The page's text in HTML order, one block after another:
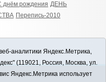
днём рождения ДЕНЬ
Перепись-2010
аналитики Яндекс.Метрика,
(119021, Россия, Москва, ул.
Яндекс.Метрика использует